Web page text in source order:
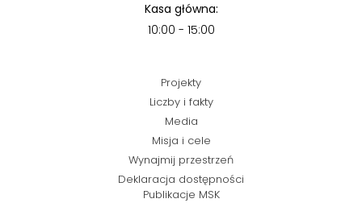
Kasa główna:
10:00 - 15:00
Projekty
Liczby i fakty
Media
Misja i cele
Wynajmij przestrzeń
Deklaracja dostępności
Publikacje MSK